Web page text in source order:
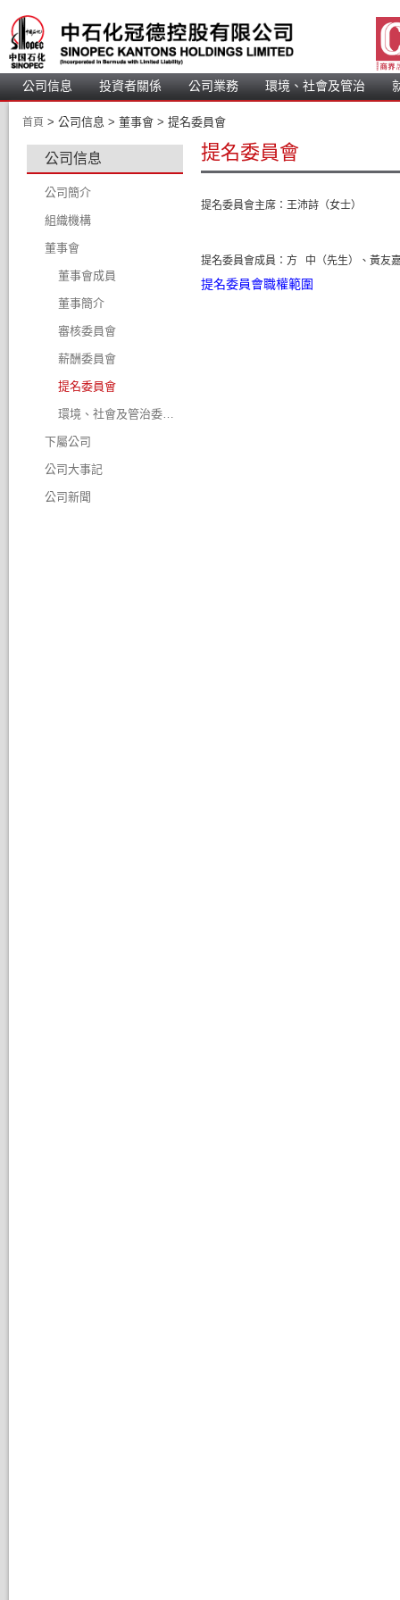
公司信息 投資者關係 公司業務 環境、社會及管治
首頁 > 公司信息 > 董事會 > 提名委員會
公司信息
公司簡介
組織機構
董事會
董事會成員
董事簡介
審核委員會
薪酬委員會
提名委員會
環境、社會及管治委員會
下屬公司
公司大事記
公司新聞
提名委員會
提名委員會主席： 王沛詩（女士）
提名委員會成員： 方 中（先生）、 黃友
提名委員會職權範圍